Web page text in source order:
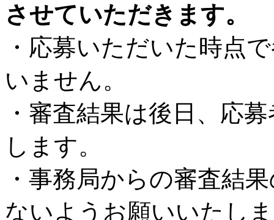
させていただきます。
・応募いただいた時点
いません。
・審査結果は後日、応
します。
・事務局からの審査結
ないようお願いいたし